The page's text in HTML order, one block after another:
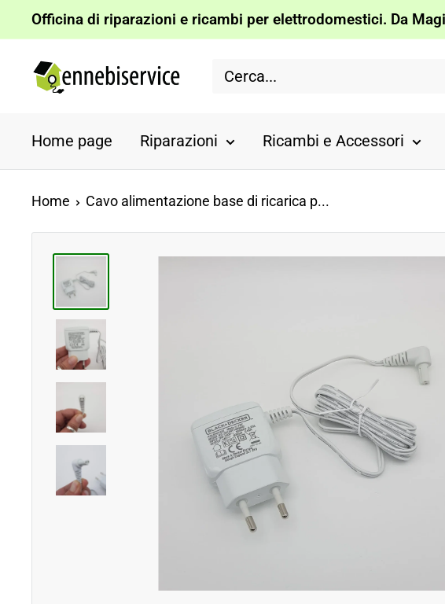
al
contenuto
Officina di riparazioni e ricambi per elettrodomestici. Da
Ennebiservice
Home page Riparazioni Ricambi e Accessori
Home Cavo alimentazione base di ricarica p...